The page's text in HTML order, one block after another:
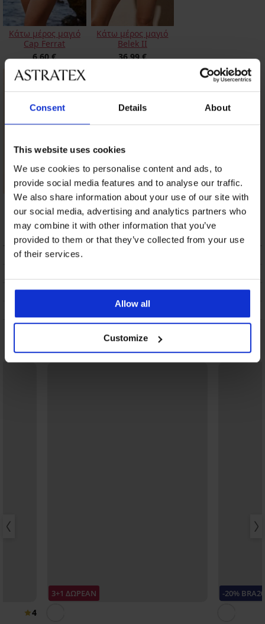
Consent Details About
This website uses cookies
We use cookies to personalise content and ads, to
provide social media features and to analyse our traffic.
We also share information about your use of our site with
our social media, advertising and analytics partners who
may combine it with other information that you’ve
provided to them or that they’ve collected from your use
of their services.
Allow all
Customize
Κάτω μέρος μαγιό
Cap Ferrat
6,60 €
Κάτω μέρος μαγιό
Belek II
36,99 €
Κάτω μέρος μαγιό
Lili
27,99 €
Κάτω μέρος μαγιό
Mali ΙΙ
7,50 €
ΠΕΡΙΓΡΑΦΗ
ΑΛΛΑΓΗ
Μπορεί να σας αρέσει
4
3+1 ΔΩΡΕΑΝ -20% BRA20